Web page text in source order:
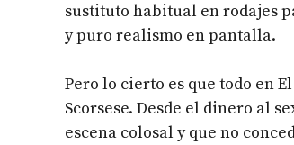
sustituto habitual en rodajes
y puro realismo en pantalla.
Pero lo cierto es que todo en
Scorsese. Desde el dinero al
escena colosal y que no